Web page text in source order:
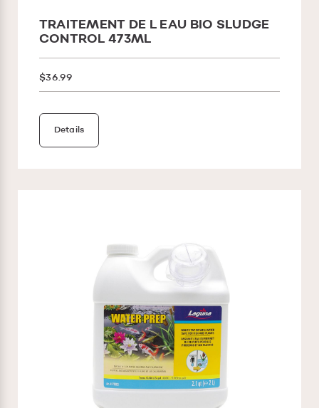
TRAITEMENT DE L EAU BIO SLUDGE
CONTROL 473ML
$36.99
Details